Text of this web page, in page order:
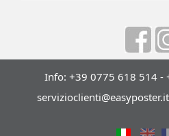
Info: +39 0775 618 514 -
servizioclienti@easyposter.it